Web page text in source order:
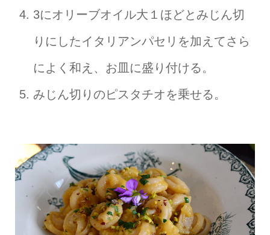
3にオリーブオイル大１ほどとみじん切
りにしたイタリアンパセリを加えてさら
によく和え、お皿に盛り付ける。
みじん切りのピスタチオを乗せる。